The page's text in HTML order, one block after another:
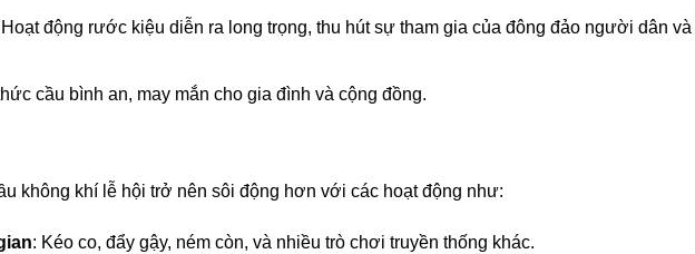
Hoạt động rước kiệu diễn ra long trọng, thu hút sự tham gia của đông đảo người dân và
cầu bình an, may mắn cho gia đình và cộng đồng.
không khí lễ hội trở nên sôi động hơn với các hoạt động như:
: Kéo co, đẩy gậy, ném còn, và nhiều trò chơi truyền thống khác.